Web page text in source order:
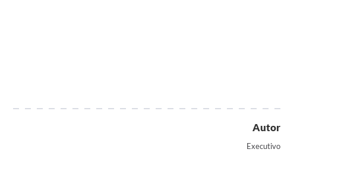
Autor
Executivo